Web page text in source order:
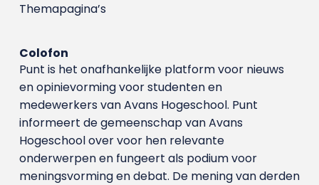
Themapagina’s
Colofon
Punt is het onafhankelijke platform voor nieuws
en opinievorming voor studenten en
medewerkers van Avans Hoge­school. Punt
informeert de gemeenschap van Avans
Hogeschool over voor hen relevante
onderwerpen en fungeert als podium voor
meningsvorming en debat. De mening van derden